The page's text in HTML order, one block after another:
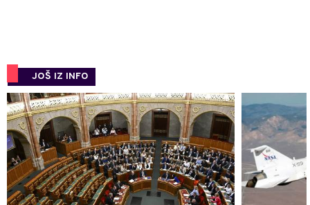
JOŠ IZ INFO
0